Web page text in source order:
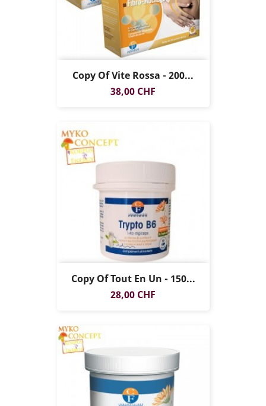
Copy Of Vite Rossa - 200...
Prezzo
38,00 CHF
Copy Of Tout En Un - 150...
Prezzo
28,00 CHF